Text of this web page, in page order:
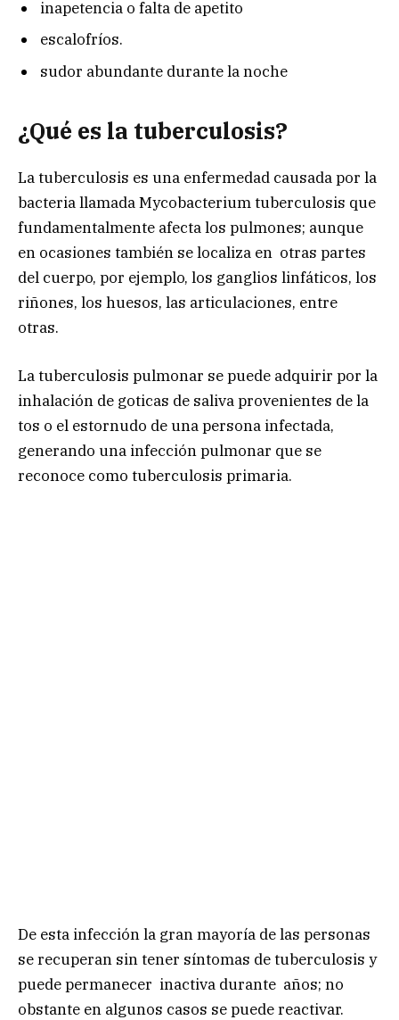
inapetencia o falta de apetito
escalofríos.
sudor abundante durante la noche
¿Qué es la tuberculosis?
La tuberculosis es una enfermedad causada por la
bacteria llamada Mycobacterium tuberculosis que
fundamentalmente afecta los pulmones; aunque
en ocasiones también se localiza en otras partes
del cuerpo, por ejemplo, los ganglios linfáticos, los
riñones, los huesos, las articulaciones, entre
otras.
La tuberculosis pulmonar se puede adquirir por la
inhalación de goticas de saliva provenientes de la
tos o el estornudo de una persona infectada,
generando una infección pulmonar que se
reconoce como tuberculosis primaria.
De esta infección la gran mayoría de las personas
se recuperan sin tener síntomas de tuberculosis y
puede permanecer inactiva durante años; no
obstante en algunos casos se puede reactivar.